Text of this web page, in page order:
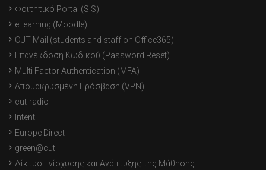
Φοιτητικό Portal (SIS)
eLearning (Moodle)
CUT Mail (students and staff on Office365)
Επανέκδοση Κωδικού (Password Reset)
Multi Factor Authentication (MFA)
Απομακρυσμένη Πρόσβαση (VPN)
cut-radio
Intent
Europe Direct
green@cut
Δίκτυο Ενίσχυσης και Ανάπτυξης της Μάθησης